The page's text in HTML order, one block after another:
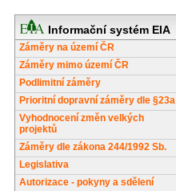
Informační systém EIA
Záměry na území ČR
Záměry mimo území ČR
Podlimitní záměry
Prioritní dopravní záměry dle §23a
Vyhodnocení změn velkých
projektů
Záměry dle zákona 244/1992 Sb.
Legislativa
Autorizace - pokyny a sdělení